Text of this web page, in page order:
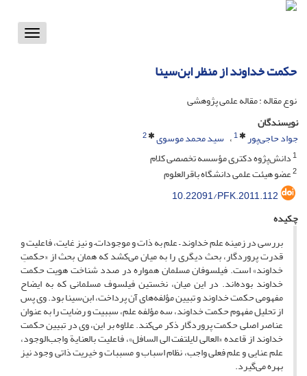
Toggle
حکمت خداوند از منظر ابن‌سینا
نوع مقاله : مقاله علمی پژوهشی
نویسندگان
جواد حاجی‌پور
1 سید محمد موسوی
2
1دانش‌پژوه دکتری مؤسسه تخصصی کلام
2عضو هیئت علمی دانشگاه باقر‌العلوم
10.22091/PFK.2011.112
چکیده
بررسی در زمینه علم خداوند – علم به ذات و موجودات– و نیز غایت، فاعلیت و
قدرت پروردگار، بحث دیگری را به میان می‌کشد که همان بحث از «حکمتِ
خداوند» است. فیلسوفان مسلمان همواره در صدد شناخت هویت حکمت
خداوند بوده‌اند. در این میان، نخستین فیلسوف مسلمانی که به ایضاح
مفهومی حکمت خداوند و تبیین مؤلفه‌های آن پرداخت، ابن‌سینا بود. وی پس
از تحلیل مفهوم حکمت خداوند، سه مؤلفه­ علم، سببیت و رضایت را به عنوان
عناصر اصلی حکمت پروردگار ذکر می‌کند. علاوه بر این، وی در تبیین حکمت
خداوند از قاعده «العالی لایلتفت الی السافل»، فاعلیت بالعنایة واجب‌الوجود،
علم عنایی و علم فعلی واجب، نظام اسباب و مسببات و خیریت ذاتی وجود نیز
بهره می‌گیرد.